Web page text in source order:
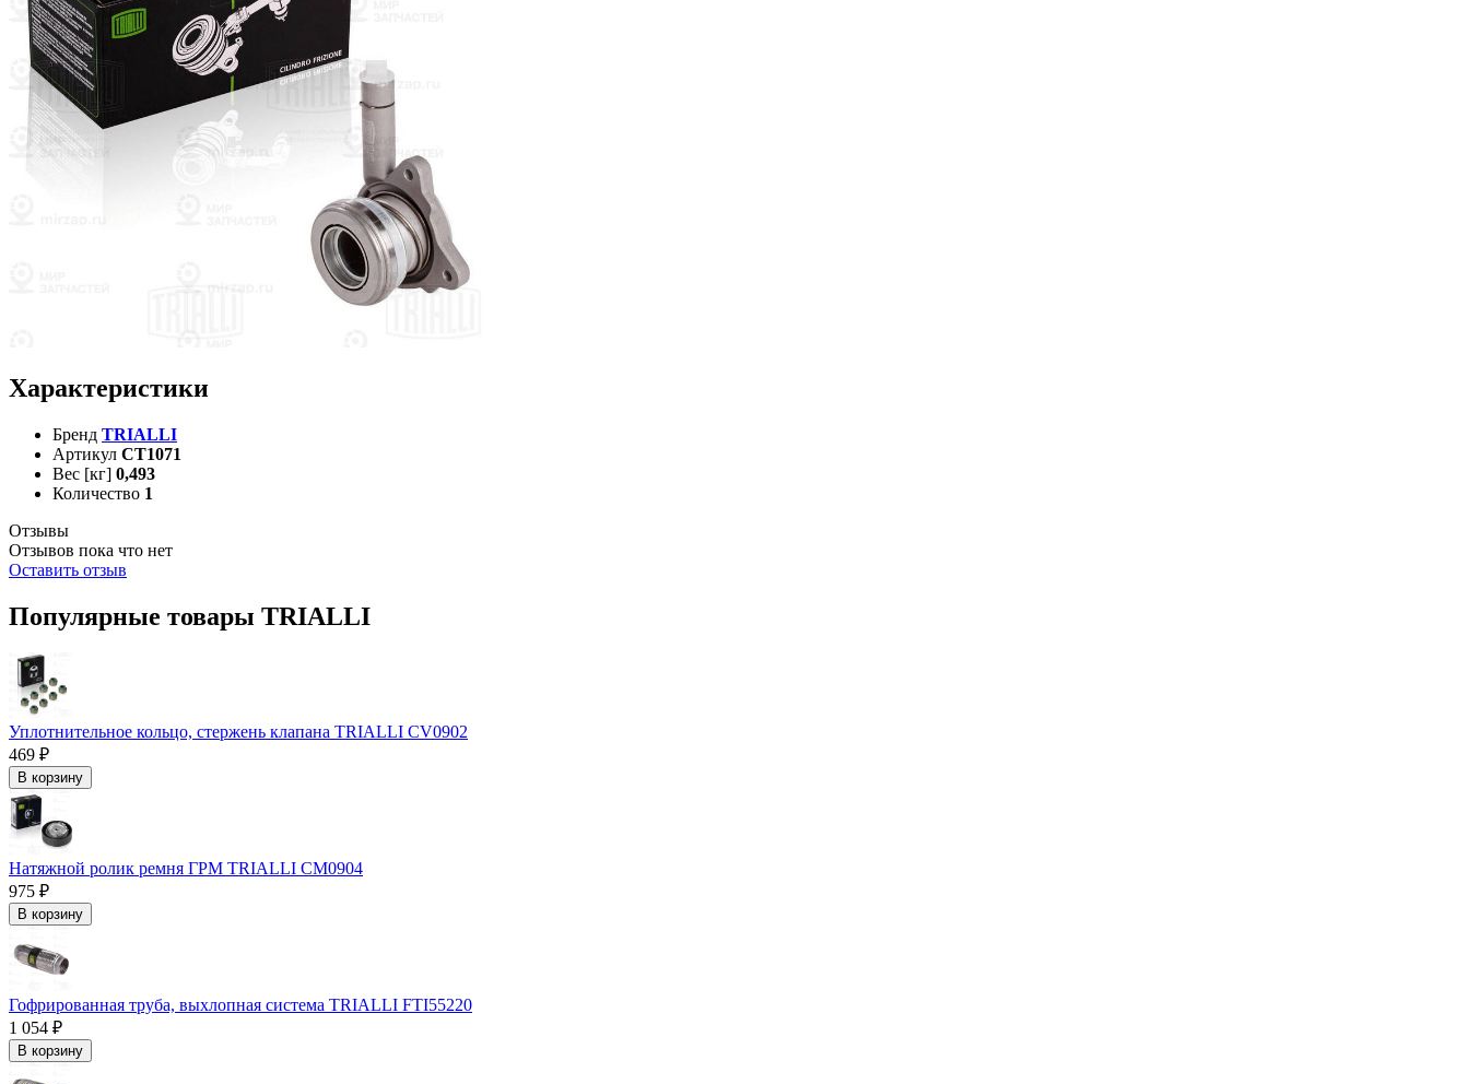
Характеристики
Бренд TRIALLI
Артикул CT1071
Вес [кг] 0,493
Количество 1
Отзывы
Отзывов пока что нет
Оставить отзыв
Популярные товары TRIALLI
Уплотнительное кольцо, стержень клапана TRIALLI CV0902
469 ₽
В корзину
Натяжной ролик ремня ГРМ TRIALLI CM0904
975 ₽
В корзину
Гофрированная труба, выхлопная система TRIALLI FTI55220
1 054 ₽
В корзину